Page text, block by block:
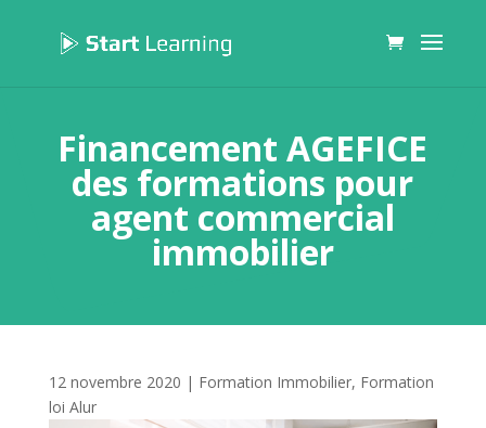
Financement AGEFICE
des formations pour
agent commercial
immobilier
12 novembre 2020 | Formation Immobilier, Formation
loi Alur